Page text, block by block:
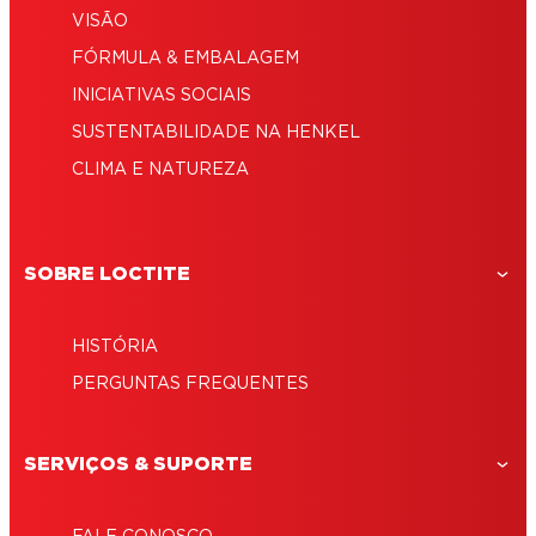
VISÃO
FÓRMULA & EMBALAGEM
INICIATIVAS SOCIAIS
SUSTENTABILIDADE NA HENKEL
CLIMA E NATUREZA
SOBRE LOCTITE
HISTÓRIA
PERGUNTAS FREQUENTES
SERVIÇOS & SUPORTE